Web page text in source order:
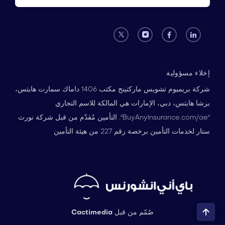
إخلاء مسؤولية
شركة بريميوم تشويس ماركتينج مكتب 1406 داماك سمارت هايتس،
برشا هايتس، دبي، الإمارات هي المالكة للاسم التجاري
"BuyAnyInsurance.com/ae". التأمين مُقدّم من قبل شركة نورث
ستار لخدمات التأمين برخصة رقم 227 من هيئة التأمين
صُمّم من قبل Cactimedia